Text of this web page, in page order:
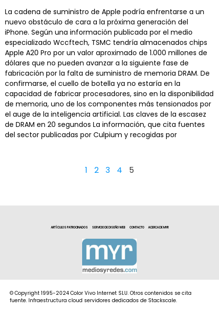
La cadena de suministro de Apple podría enfrentarse a un
nuevo obstáculo de cara a la próxima generación del
iPhone. Según una información publicada por el medio
especializado Wccftech, TSMC tendría almacenados chips
Apple A20 Pro por un valor aproximado de 1.000 millones de
dólares que no pueden avanzar a la siguiente fase de
fabricación por la falta de suministro de memoria DRAM. De
confirmarse, el cuello de botella ya no estaría en la
capacidad de fabricar procesadores, sino en la disponibilidad
de memoria, uno de los componentes más tensionados por
el auge de la inteligencia artificial. Las claves de la escasez
de DRAM en 20 segundos La información, que cita fuentes
del sector publicadas por Culpium y recogidas por
1 2 3 4 5
ARTÍCULOS PATROCINADOS SERVICIO DE DISEÑO WEB CONTACTO ACERCA DE MYR
© Copyright 1995-2024 Color Vivo Internet SLU. Otros contenidos se cita
fuente. Infraestructura cloud servidores dedicados de Stackscale.